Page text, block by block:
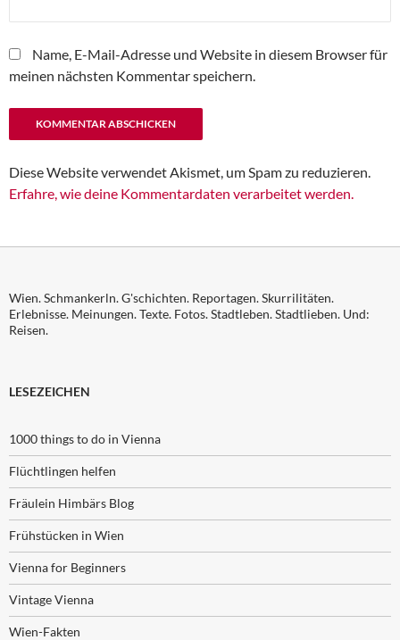
Name, E-Mail-Adresse und Website in diesem Browser für
meinen nächsten Kommentar speichern.
Diese Website verwendet Akismet, um Spam zu reduzieren.
Erfahre, wie deine Kommentardaten verarbeitet werden.
Wien. Schmankerln. G'schichten. Reportagen. Skurrilitäten.
Erlebnisse. Meinungen. Texte. Fotos. Stadtleben. Stadtlieben. Und:
Reisen.
LESEZEICHEN
1000 things to do in Vienna
Flüchtlingen helfen
Fräulein Himbärs Blog
Frühstücken in Wien
Vienna for Beginners
Vintage Vienna
Wien-Fakten